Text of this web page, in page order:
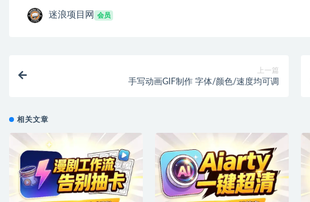
迷浪项目网 会员
上一篇
手写动画GIF制作 字体/颜色/速度均可调
相关文章